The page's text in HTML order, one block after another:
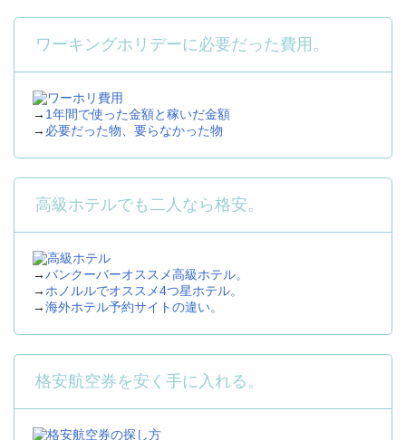
ワーキングホリデーに必要だった費用。
→ 1年間で使った金額と稼いだ金額
→ 必要だった物、要らなかった物
高級ホテルでも二人なら格安。
→バンクーバーオススメ高級ホテル。
→ ホノルルでオススメ4つ星ホテル。
→海外ホテル予約サイトの違い。
格安航空券を安く手に入れる。